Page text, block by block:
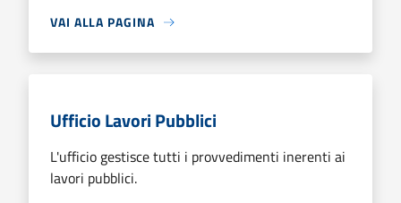
VAI ALLA PAGINA
Ufficio Lavori Pubblici
L'ufficio gestisce tutti i provvedimenti inerenti ai
lavori pubblici.